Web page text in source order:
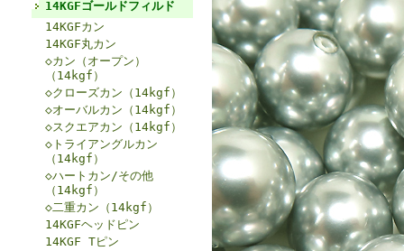
14KGFゴールドフィルド
14KGFカン
14KGF丸カン
◇カン（オープン）
（14kgf）
◇クローズカン（14kgf）
◇オーバルカン（14kgf）
◇スクエアカン（14kgf）
◇トライアングルカン
（14kgf）
◇ハートカン/その他
（14kgf）
◇二重カン（14kgf）
14KGFヘッドピン
14KGF Tピン